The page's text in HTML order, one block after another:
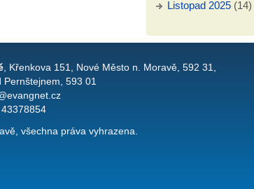
Listopad 2025 (14)
, Křenkova 151, Nové Město n. Moravě, 592 31,
593 01
všechna práva vyhrazena.